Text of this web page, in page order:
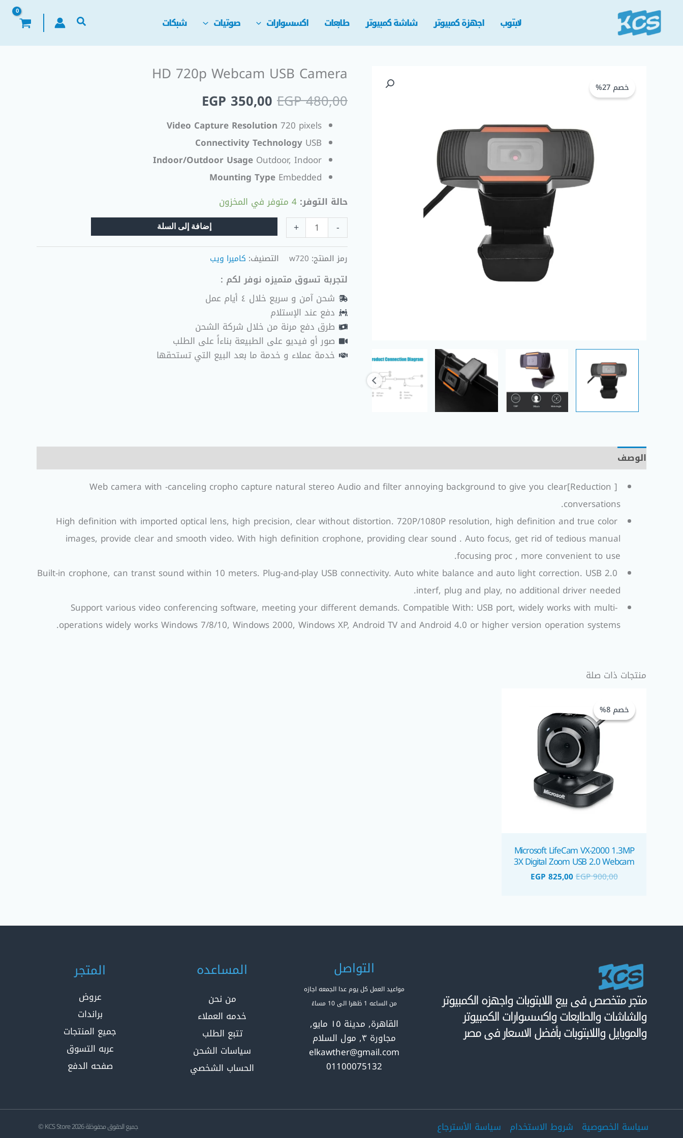
تخطي
المحتوى
لابتوب اجهزة كمبيوتر شاشة كمبيوتر طابعات اكسسوارات صوتيات شبكات
خصم 27%
HD 720p Webcam USB Camera
EGP480,00
السعر
الأصلي
هو:
EGP 480,00.
EGP 350,00
السعر
هو:
EGP 350,00.
Video Capture Resolution 720 pixels
Connectivity Technology USB
Indoor/Outdoor Usage Outdoor, Indoor
Mounting Type Embedded
حالة التوفر: 4 متوفر في المخزون
-
720p
+ إضافة إلى السلة
رمز المنتج: w720 التصنيف: كاميرا ويب
لتجربة تسوق متميزه نوفر لكم :
شحن آمن و سريع خلال ٤ أيام عمل
دفع عند الإستلام
طرق دفع مرنة من خلال شركة الشحن
صور أو فيديو على الطبيعة بناءاً على الطلب
خدمة عملاء و خدمة ما بعد البيع التي تستحقها
الوصف
[ Reduction]Web camera with -canceling cropho capture natural stereo Audio and filter annoying background to give you clear
conversations.
High definition with imported optical lens, high precision, clear without distortion. 720P/1080P resolution, high definition and true color
images, provide clear and smooth video. With high definition crophone, providing clear sound . Auto focus, get rid of tedious manual
focusing proc , more convenient to use.
Built-in crophone, can transt sound within 10 meters. Plug-and-play USB connectivity. Auto white balance and auto light correction. USB 2.0
interf, plug and play, no additional driver needed.
Support various video conferencing software, meeting your different demands. Compatible With: USB port, widely works with multi-
operations widely works Windows 7/8/10, Windows 2000, Windows XP, Android TV and Android 4.0 or higher version operation systems.
منتجات ذات صلة
خصم 8%
خصم 8%
Microsoft LifeCam VX-2000 1.3MP
3X Digital Zoom USB 2.0 Webcam
EGP900,00
هو:
EGP 900,00.
EGP 825,00
متجر متخصص فى بيع اللابتوبات واجهزه الكمبيوتر
والشاشات والطابعات واكسسوارات الكمبيوتر
والموبايل واللابتوبات بأفضل الاسعار فى مصر
التواصل
مواعيد العمل كل يوم عدا الجمعه اجازه
من الساعه 1 ظهرا الى 10 مساءً
القاهرة, مدينة ١٥ مايو,
مجاورة ٣, مول السلام
elkawther@gmail.com
01100075132
المساعده
من نحن
خدمه العملاء
تتبع الطلب
سياسات الشحن
الحساب الشخصي
المتجر
عروض
براندات
جميع المنتجات
عربه التسوق
صفحه الدفع
سياسة الخصوصية شروط الاستخدام سياسة الأسترجاع جميع الحقوق محفوظة 2026 KCS Store ©